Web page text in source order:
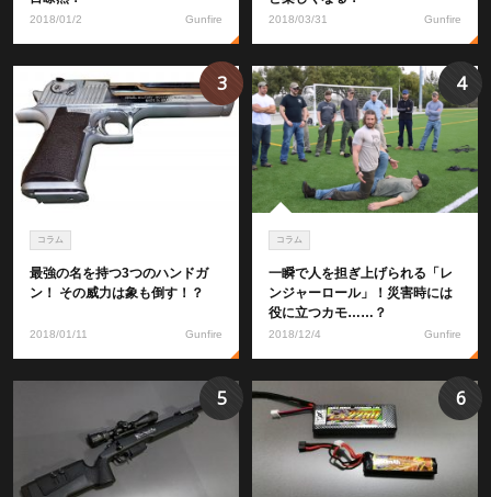
2018/01/2 Gunfire 2018/03/31 Gunfire
コラム
最強の名を持つ3つのハンドガ
ン！ その威力は象も倒す！？
2018/01/11 Gunfire
3
コラム
一瞬で人を担ぎ上げられる「レ
ンジャーロール」！災害時には
役に立つカモ……？
2018/12/4 Gunfire
4
5 6